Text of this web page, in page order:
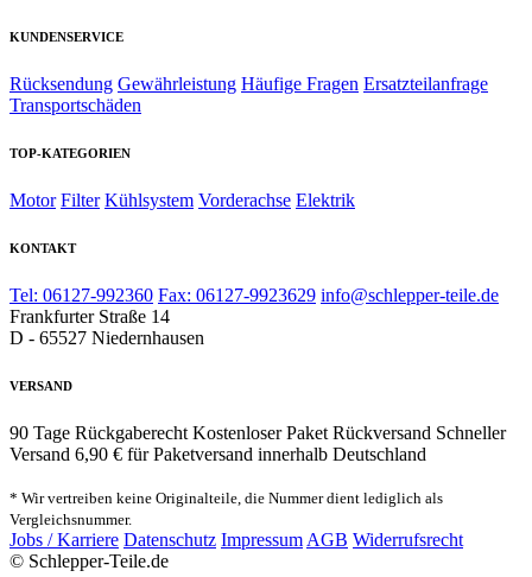
KUNDENSERVICE
Rücksendung Gewährleistung Häufige Fragen Ersatzteilanfrage
Transportschäden
TOP-KATEGORIEN
Motor Filter Kühlsystem Vorderachse Elektrik
KONTAKT
Tel: 06127-992360 Fax: 06127-9923629 info@schlepper-teile.de
Frankfurter Straße 14
D - 65527 Niedernhausen
VERSAND
90 Tage Rückgaberecht Kostenloser Paket Rückversand Schneller
Versand 6,90 € für Paketversand innerhalb Deutschland
* Wir vertreiben keine Originalteile, die Nummer dient lediglich als
Vergleichsnummer.
Jobs / Karriere Datenschutz Impressum AGB Widerrufsrecht
© Schlepper-Teile.de